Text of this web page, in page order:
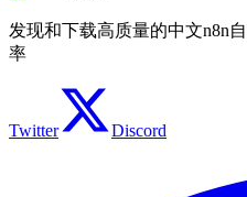
发现和下载高质量的中文n8n
率
Twitter Discord